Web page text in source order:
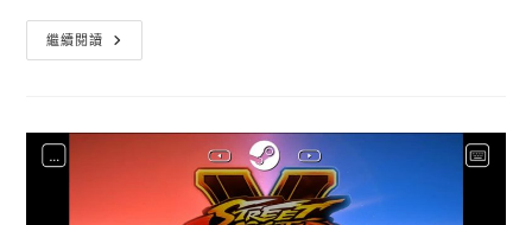
繼續閱讀 手
機
丁